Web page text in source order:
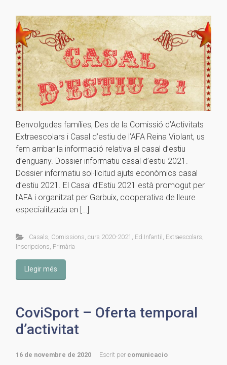
Benvolgudes famílies, Des de la Comissió d’Activitats
Extraescolars i Casal d’estiu de l’AFA Reina Violant, us
fem arribar la informació relativa al casal d’estiu
d’enguany. Dossier informatiu casal d’estiu 2021.
Dossier informatiu sol·licitud ajuts econòmics casal
d’estiu 2021. El Casal d’Estiu 2021 està promogut per
l’AFA i organitzat per Garbuix, cooperativa de lleure
especialitzada en […]
Casals Comissions curs 2020-2021 Ed.Infantil Extraescolars
Inscripcions Primària
Llegir més
CoviSport – Oferta temporal
d’activitat
16 de novembre de 2020 Escrit per comunicacio